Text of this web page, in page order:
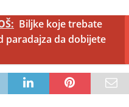
Biljke koje trebate
paradajza da dobijete